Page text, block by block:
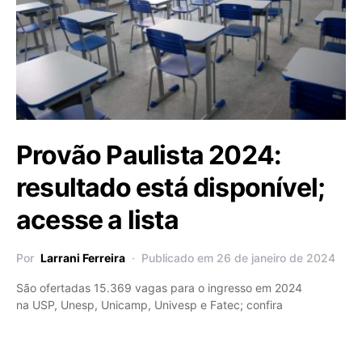
Provão Paulista 2024:
resultado está disponível;
acesse a lista
Por Larrani Ferreira Publicado em 26 de janeiro de 2024
São ofertadas 15.369 vagas para o ingresso em 2024
na USP, Unesp, Unicamp, Univesp e Fatec; confira